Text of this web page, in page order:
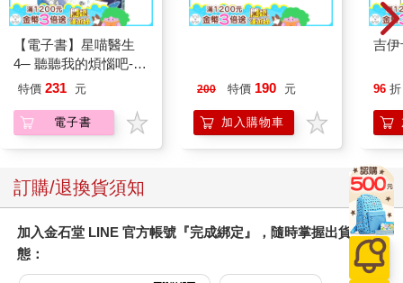
【電子書】星喵醫生
4─ 聽聽我的煩惱吧-假
期挑戰
特價 231 元
電子書
200 特價 190 元
加入購物車
吉
96 折
訂購/退換貨須知
加入金石堂 LINE 官方帳號『完成綁定』，隨時掌握出貨動
態：